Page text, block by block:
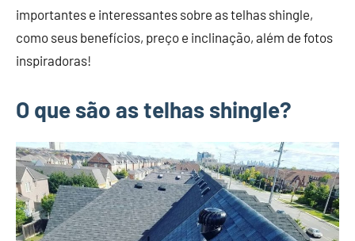
importantes e interessantes sobre as telhas shingle,
como seus benefícios, preço e inclinação, além de fotos
inspiradoras!
O que são as telhas shingle?